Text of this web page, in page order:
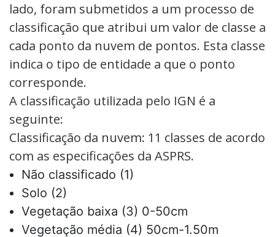
lado, foram submetidos a um processo de
classificação que atribui um valor de classe a
cada ponto da nuvem de pontos. Esta classe
indica o tipo de entidade a que o ponto
corresponde.
A classificação utilizada pelo IGN é a
seguinte:
Classificação da nuvem: 11 classes de acordo
com as especificações da ASPRS.
Não classificado (1)
Solo (2)
Vegetação baixa (3) 0-50cm
Vegetação média (4) 50cm-1.50m